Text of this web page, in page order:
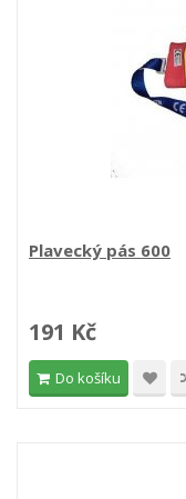
Plavecký pás 600
191 Kč
Do košíku